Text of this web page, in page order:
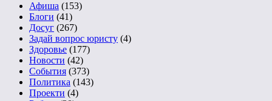
Афиша (153)
Блоги (41)
Досуг (267)
Задай вопрос юристу (4)
Здоровье (177)
Новости (42)
События (373)
Политика (143)
Проекти (4)